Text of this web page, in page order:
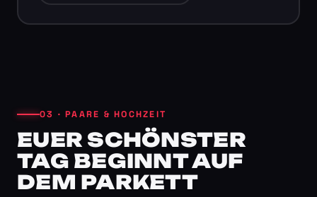
03 · PAARE & HOCHZEIT
EUER SCHÖNSTER
TAG BEGINNT AUF
DEM PARKETT